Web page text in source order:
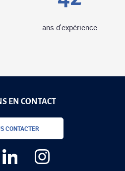
ans d'expérience
EN CONTACT
CONTACTER